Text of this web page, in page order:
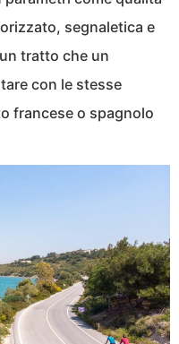
segnaletica e
tratto che un
con le stesse
francese o spagnolo